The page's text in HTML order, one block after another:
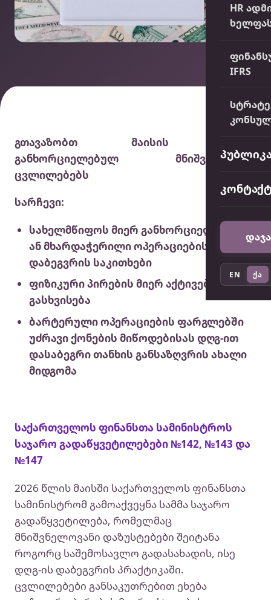
HR
IFRS
EN ქა
გთავაზობთ მაისის თვეში
განხორციელებულ მნიშვნელოვან
ცვლილებებს
სარჩევი:
სახელმწიფოს მიერ განხორციელებული
ან მხარდაჭერილი ოპერაციების დღგ-ით
დაბეგვრის საკითხები
ფიზიკური პირების მიერ აქტივების
გასხვისება
ბარტერული ოპერაციების ფარგლებში
უძრავი ქონების მიწოდებისას დღგ-ით
დასაბეგრი თანხის განსაზღვრის ახალი
მიდგომა
საქართველოს ფინანსთა სამინისტროს
საჯარო გადაწყვეტილებები №142, №143 და
№147
2026 წლის მაისში საქართველოს ფინანსთა
სამინისტრომ გამოაქვეყნა სამმა საჯარო
გადაწყვეტილება, რომელმაც
მნიშვნელოვანი დაზუსტებები შეიტანა
როგორც საშემოსავლო გადასახადის, ისე
დღგ-ის დაბეგვრის პრაქტიკაში.
ცვლილებები განსაკუთრებით ეხება